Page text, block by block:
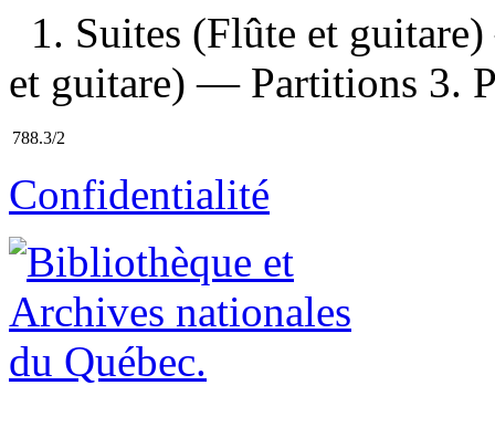
1. Suites (Flûte et
et guitare) — Partitions 3.
788.3/2
Confidentialité